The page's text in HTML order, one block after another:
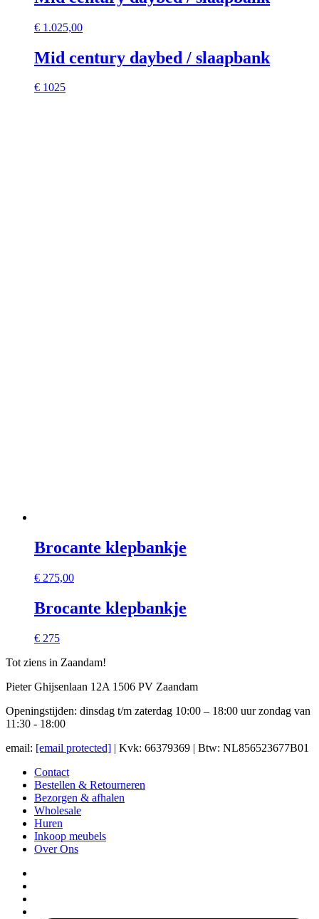
€ 1.025,00
Mid century daybed / slaapbank
€ 1025
Brocante klepbankje
€ 275,00
Brocante klepbankje
€ 275
Tot ziens in Zaandam!
Pieter Ghijsenlaan 12A 1506 PV Zaandam
Openingstijden: dinsdag t/m zaterdag 10:00 – 18:00 uur zondag van
11:30 - 18:00
email: [email protected] | Kvk: 66379369 | Btw: NL856523677B01
Contact
Bestellen & Retourneren
Bezorgen & afhalen
Wholesale
Huren
Inkoop meubels
Over Ons